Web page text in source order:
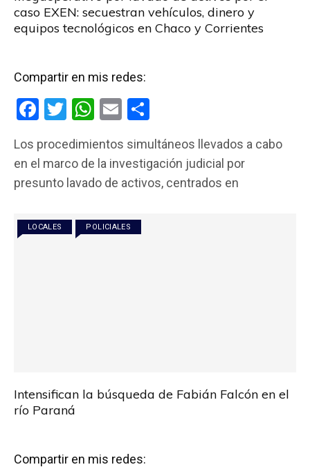
caso EXEN: secuestran vehículos, dinero y
equipos tecnológicos en Chaco y Corrientes
Compartir en mis redes:
F
ce
b
o
k
T
tt
er
W
at
s
p
p
E
ail m
p
ar
Los procedimientos simultáneos llevados a cabo
en el marco de la investigación judicial por
presunto lavado de activos, centrados en
LOCALES POLICIALES
Intensifican la búsqueda de Fabián Falcón en el
río Paraná
Compartir en mis redes: